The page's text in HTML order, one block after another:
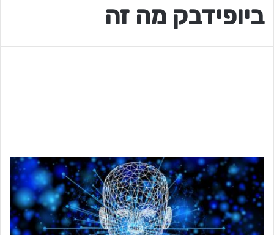
ביופידבק מה זה